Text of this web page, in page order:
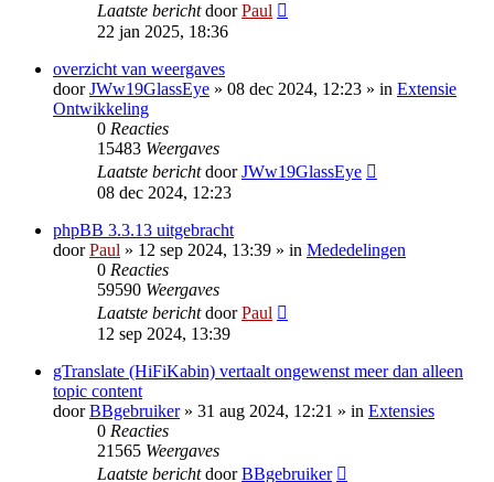
Laatste berichtdoorPaul
22 jan 2025, 18:36
overzicht van weergaves
doorJWw19GlassEye » 08 dec 2024, 12:23 » in Extensie
Ontwikkeling
0 Reacties
15483 Weergaves
Laatste berichtdoorJWw19GlassEye
08 dec 2024, 12:23
phpBB 3.3.13 uitgebracht
doorPaul » 12 sep 2024, 13:39 » in Mededelingen
0 Reacties
59590 Weergaves
Laatste berichtdoorPaul
12 sep 2024, 13:39
gTranslate (HiFiKabin) vertaalt ongewenst meer dan alleen
topic content
doorBBgebruiker» 31 aug 2024, 12:21 » in Extensies
0 Reacties
21565 Weergaves
Laatste berichtdoorBBgebruiker